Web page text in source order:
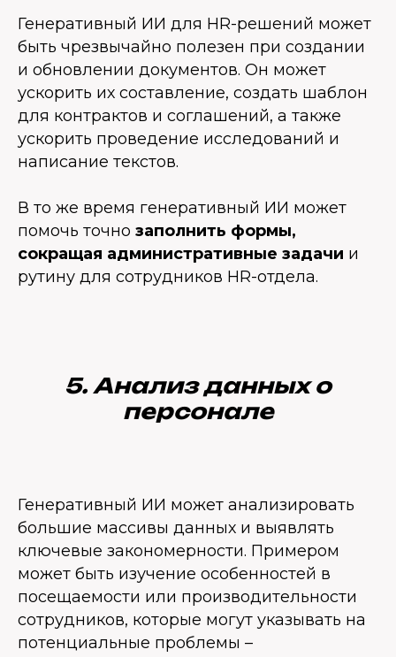
Генеративный ИИ для HR-решений может
быть чрезвычайно полезен при создании
и обновлении документов. Он может
ускорить их составление, создать шаблон
для контрактов и соглашений, а также
ускорить проведение исследований и
написание текстов.
В то же время генеративный ИИ может
помочь точно заполнить формы,
сокращая административные задачи и
рутину для сотрудников HR-отдела.
5. Анализ данных о
персонале
Генеративный ИИ может анализировать
большие массивы данных и выявлять
ключевые закономерности. Примером
может быть изучение особенностей в
посещаемости или производительности
сотрудников, которые могут указывать на
потенциальные проблемы –